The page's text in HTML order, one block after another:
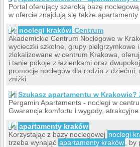
Portal oferujący szeroką bazę
w ofercie znajdują się także
noclegi kraków Centrum
Akademickie Centrum Noclegowe w
wycieczki szkolne, grupy pielgrzymkowe
zlokalizowane w centrum Krakowa,
i tanie pokoje z łazienkami oraz
promocje noclegów dla rodzin z
zniżki.
Szukasz apartamentu w Krakowie?
Pergamin Apartaments - noclegi w
Gwarancja komfortu i wygody, atrakcyjne
apartamenty kraków
Korzystając z bazy noclegowej noclegi
trzeba wynająć apartamenty kraków
,